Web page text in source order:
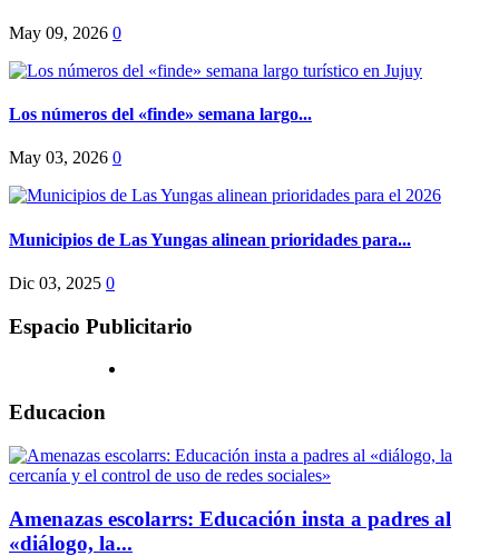
May 09, 2026 0
Los números del «finde» semana largo...
May 03, 2026 0
Municipios de Las Yungas alinean prioridades para...
Dic 03, 2025 0
Espacio Publicitario
Educacion
Amenazas escolarrs: Educación insta a padres al
«diálogo, la...